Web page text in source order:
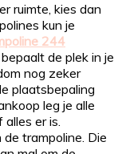
ruimte, kies dan
kun je
244
de plek in je
nog zeker
plaatsbepaling
leg je alle
er is.
trampoline. Die